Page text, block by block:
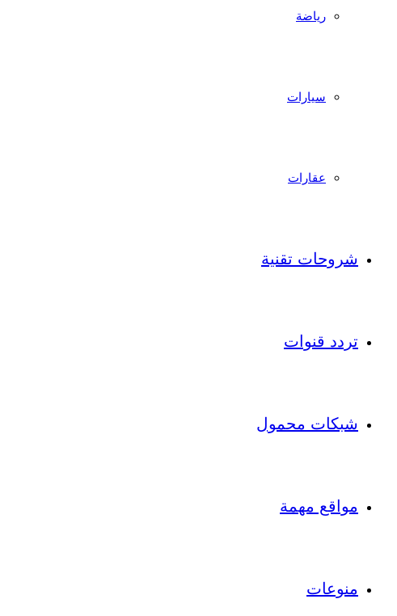
رياضة
سيارات
عقارات
شروحات تقنية
تردد قنوات
شبكات محمول
مواقع مهمة
منوعات